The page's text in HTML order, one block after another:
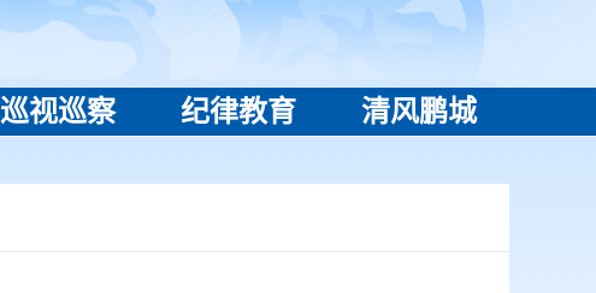
巡视巡察 纪律教育 清风鹏城